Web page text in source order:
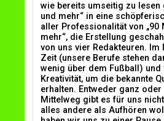
wie bereits umseitig zu lesen
und mehr“ in eine
aller Professionalität von „90
mehr“, die Erstellung
von uns vier Redakteuren. Im
Zeit (unsere Berufe stehen
wenig über dem Fußball) und
Kreativität, um die bekannte
erhalten. Entweder ganz
Mittelweg gibt es für uns
alles andere als Aufhören